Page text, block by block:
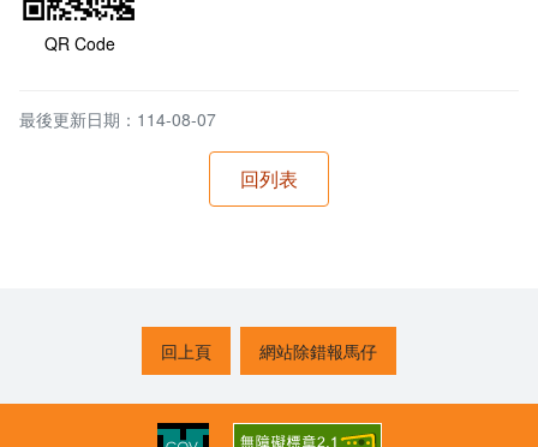
QR Code
最後更新日期：114-08-07
回上頁 網站除錯報馬仔